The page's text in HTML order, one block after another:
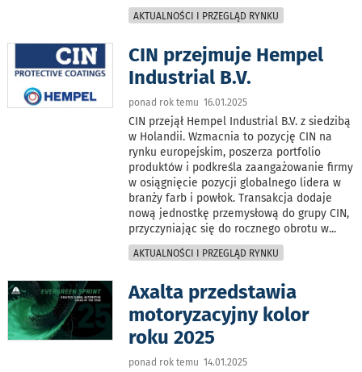
AKTUALNOŚCI I PRZEGLĄD RYNKU
CIN przejmuje Hempel
Industrial B.V.
ponad rok temu 16.01.2025
CIN przejął Hempel Industrial B.V. z siedzibą
w Holandii. Wzmacnia to pozycję CIN na
rynku europejskim, poszerza portfolio
produktów i podkreśla zaangażowanie firmy
w osiągnięcie pozycji globalnego lidera w
branży farb i powłok. Transakcja dodaje
nową jednostkę przemysłową do grupy CIN,
przyczyniając się do rocznego obrotu w...
AKTUALNOŚCI I PRZEGLĄD RYNKU
Axalta przedstawia
motoryzacyjny kolor
roku 2025
ponad rok temu 14.01.2025